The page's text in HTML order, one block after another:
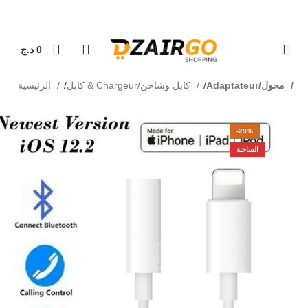
0
0 د.ج
-29%
الساخنة